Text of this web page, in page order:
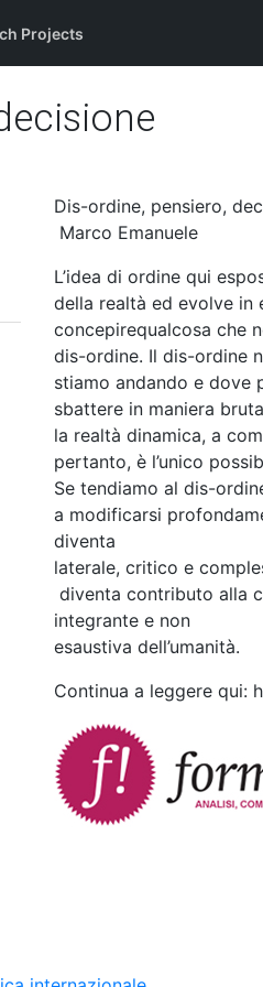
Projects
Dis-ordine, pensiero,
Marco Emanuele
L’idea di ordine qui
della realtà ed evolve in
concepirequalcosa che
dis-ordine. Il dis-ordine
stiamo andando e dove
sbattere in maniera
la realtà dinamica, a
pertanto, è l’unico
Se tendiamo al dis-
a modificarsi
diventa
laterale, critico e
diventa contributo alla
integrante e non
esaustiva dell’umanità.
Continua a leggere qui: